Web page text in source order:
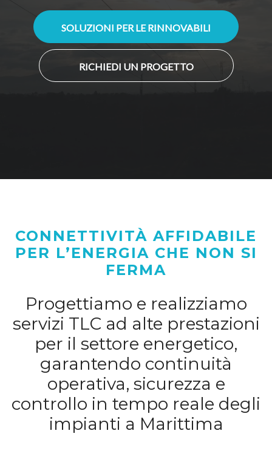
SOLUZIONI PER LE RINNOVABILI
RICHIEDI UN PROGETTO
CONNETTIVITÀ AFFIDABILE
PER L’ENERGIA CHE NON SI
FERMA
Progettiamo e realizziamo
servizi TLC ad alte prestazioni
per il settore energetico,
garantendo continuità
operativa, sicurezza e
controllo in tempo reale degli
impianti a Marittima